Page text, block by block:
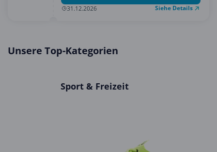
31.12.2026 Siehe Details
Unsere Top-Kategorien
Sport & Freizeit